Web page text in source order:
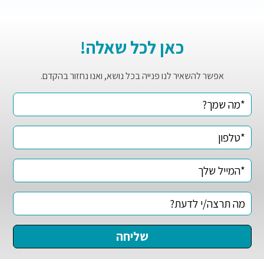
כאן לכל שאלה!
אפשר להשאיר לנו פנייה בכל נושא, ואנו נחזור בהקדם.